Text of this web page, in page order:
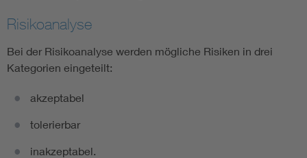
Risikoanalyse
Bei der Risikoanalyse werden mögliche Risiken in drei
Kategorien eingeteilt:
akzeptabel
tolerierbar
inakzeptabel.